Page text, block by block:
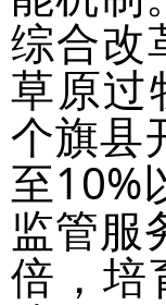
综合改
草原过
个旗县
至10%
监管服
倍，培